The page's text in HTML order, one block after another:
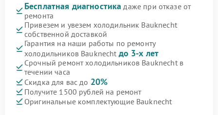
Бесплатная диагностика даже при отказе от
ремонта
Привезем и увезем холодильник Bauknecht
собственной доставкой
Гарантия на наши работы по ремонту
холодильников Bauknecht до 3-х лет
Срочный ремонт холодильников Bauknecht в
течении часа
Скидка для вас до 20%
Получите 1500 рублей на ремонт
Оригинальные комплектующие Bauknecht